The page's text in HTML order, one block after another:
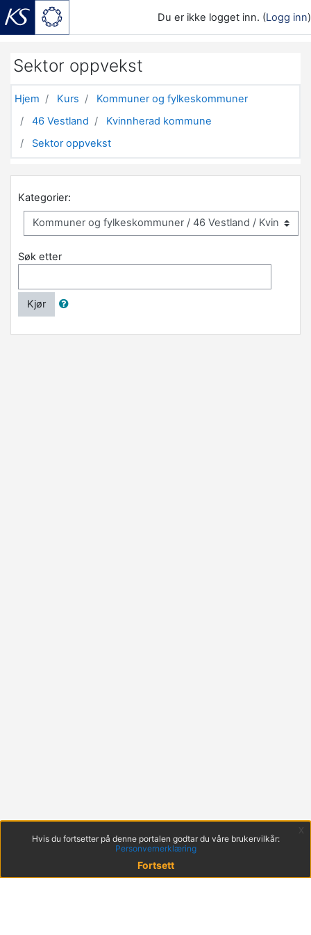
Du er ikke logget inn. (Logg inn)
Sektor oppvekst
Hjem Kurs
Kommuner og fylkeskommuner
46 Vestland
Kvinnherad kommune
Sektor oppvekst
Kategorier:
Søk etter
Kjør
Hvis du fortsetter på denne portalen godtar du våre brukervilkår:
Personvernerklæring
Fortsett
x